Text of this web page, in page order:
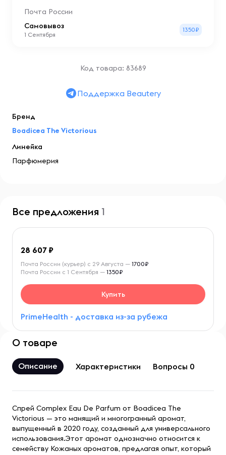
Почта России
Самовывоз
1 Сентября
1350₽
Код товара: 83689
Поддержка Beautery
Бренд
Boadicea The Victorious
Линейка
Парфюмерия
Все предложения 1
28 607
PrimeHealth - доставка из-за рубежа
Почта России (курьер) с 29 Августа — 1700₽
Почта России с 1 Сентября — 1350₽
Купить
О товаре
Описание Характеристики Вопросы 0
Спрей Complex Eau De Parfum от Boadicea The
Victorious — это манящий и многогранный аромат,
выпущенный в 2020 году, созданный для универсального
использования.Этот аромат однозначно относится к
семейству Кожаных ароматов, предлагая опыт, который